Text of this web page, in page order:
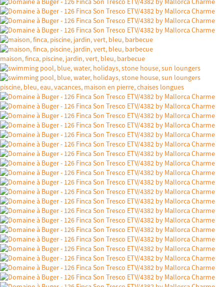
maison, finca, piscine, jardin, vert, bleu, barbecue
piscine, bleu, eau, vacances, maison en pierre, chaises longues